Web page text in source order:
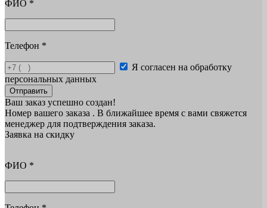
ФИО *
Телефон *
Я согласен на обработку
персональных данных
Отправить
Ваш заказ успешно создан!
Номер вашего заказа . В ближайшее время с вами свяжется
менеджер для подтверждения заказа.
Заявка на скидку
ФИО *